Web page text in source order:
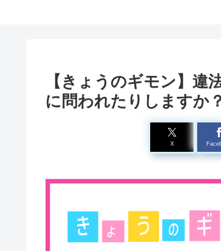
【きょうのギモン】
に問われたりしますか
X